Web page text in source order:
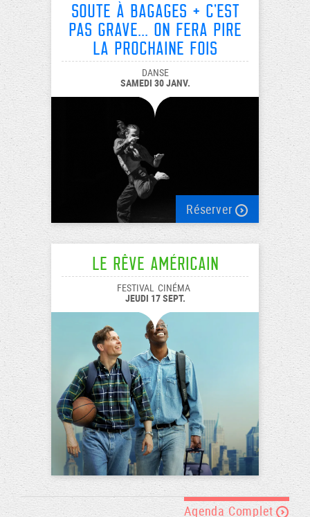
Soute à Bagages + C'est
pas grave... on fera pire
la prochaine fois
DANSE
SAMEDI 30 JANV.
Réserver
Le Rêve américain
FESTIVAL CINÉMA
JEUDI 17 SEPT.
Agenda Complet